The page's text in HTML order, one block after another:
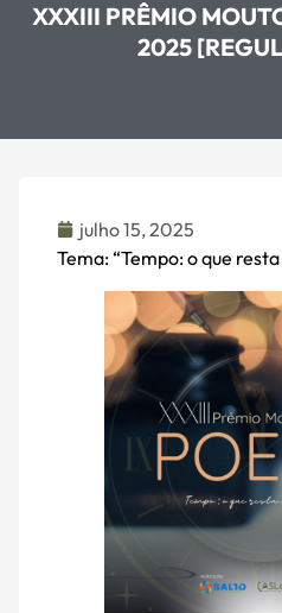
XXXIII PRÊMIO
2025
julho 15, 2025
Tema: “Tempo: o que